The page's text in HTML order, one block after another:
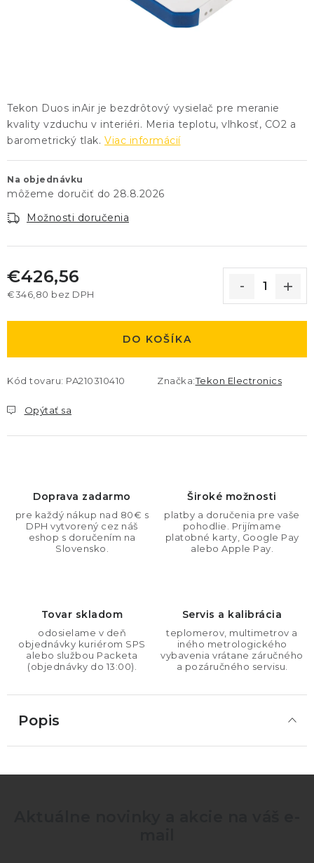
GDPR Slovník pojmov
Tekon Duos inAir je bezdrôtový vysielač pre meranie
kvality vzduchu v interiéri. Meria teplotu, vlhkosť, CO2 a
barometrický tlak. Viac informácií
Na objednávku
28.8.2026
Možnosti doručenia
€426,56
€346,80 bez DPH
DO KOŠÍKA
Kód tovaru: PA210310410 Značka:Tekon Electronics
Opýtať sa
Doprava zadarmo
pre každý nákup nad 80€ s
DPH vytvorený cez náš
eshop s doručením na
Slovensko.
Široké možnosti
platby a doručenia pre vaše
pohodlie. Prijímame
platobné karty, Google Pay
alebo Apple Pay.
Tovar skladom
odosielame v deň
objednávky kuriérom SPS
alebo službou Packeta
(objednávky do 13:00).
Servis a kalibrácia
teplomerov, multimetrov a
iného metrologického
vybavenia vrátane záručného
a pozáručného servisu.
Popis